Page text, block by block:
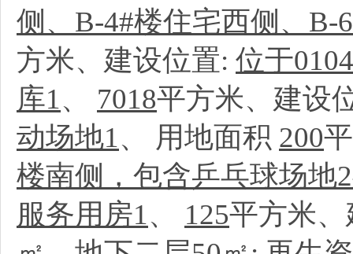
侧、B-4#楼住宅西侧、B-
方米、建设位置: 位于
库1、 7018平方米、建设
动场地1、 用地面积 200
楼南侧，包含乒乓球场地
服务用房1、 125平方米